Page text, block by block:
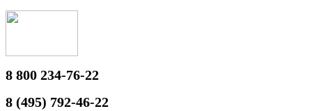
8 800 234-76-22
8 (495) 792-46-22